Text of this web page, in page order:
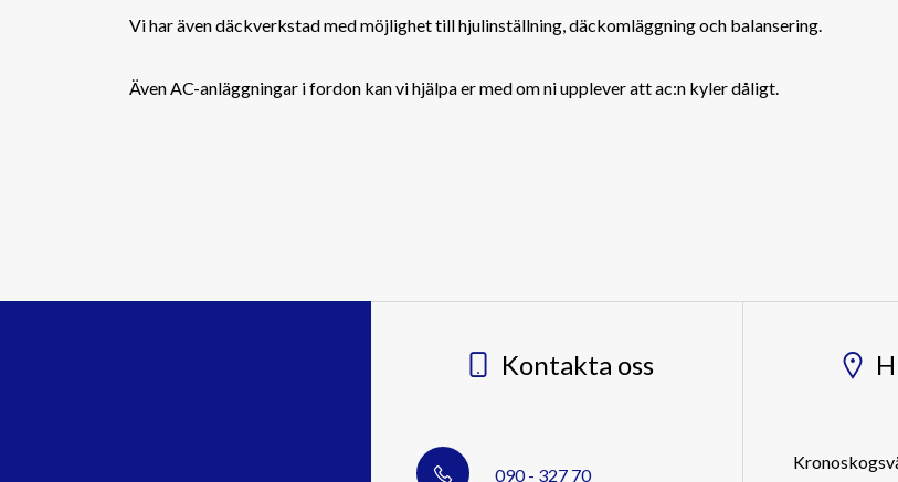
Vi har även däckverkstad med möjlighet till hjulinställning, däckomläggning och balansering.
Även AC-anläggningar i fordon kan vi hjälpa er med om ni upplever att ac:n kyler dåligt.
Kontakta oss
090 - 327 70